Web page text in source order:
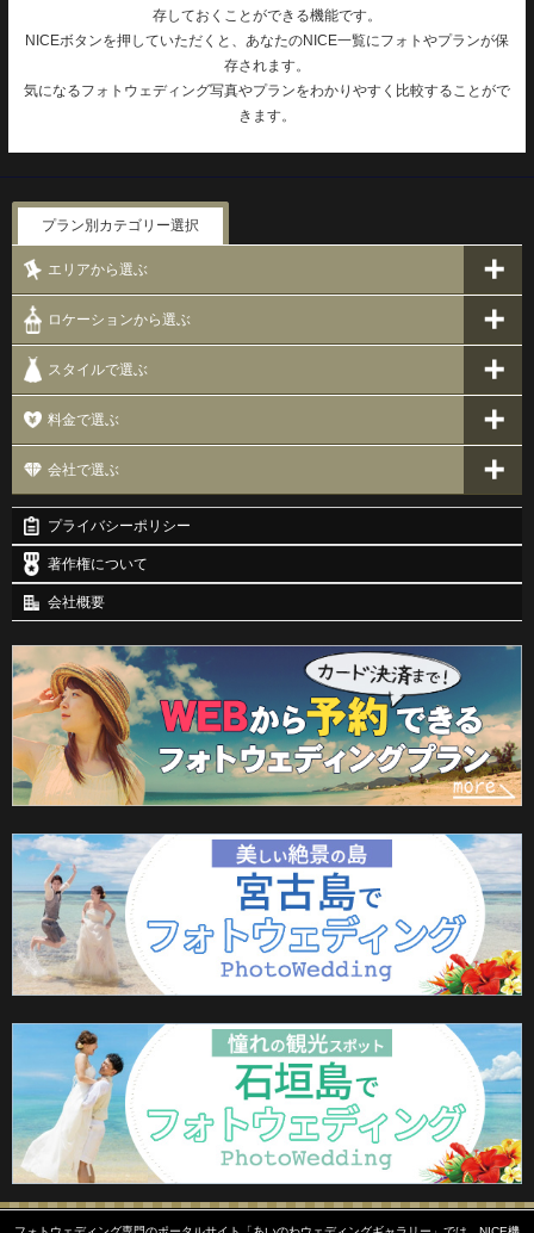
存しておくことができる機能です。
NICEボタンを押していただくと、あなたのNICE一覧にフォトやプランが保
存されます。
気になるフォトウェディング写真やプランをわかりやすく比較することがで
きます。
プラン別カテゴリー選択
エリアから選ぶ
ロケーションから選ぶ
スタイルで選ぶ
料金で選ぶ
会社で選ぶ
プライバシーポリシー
著作権について
会社概要